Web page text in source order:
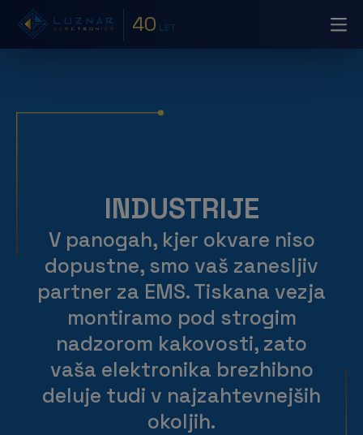
40 LET
INDUSTRIJE
V panogah, kjer okvare niso
dopustne, smo vaš zanesljiv
partner za EMS. Tiskana vezja
montiramo pod strogim
nadzorom kakovosti, zato
vaša elektronika brezhibno
deluje tudi v najzahtevnejših
okoljih.